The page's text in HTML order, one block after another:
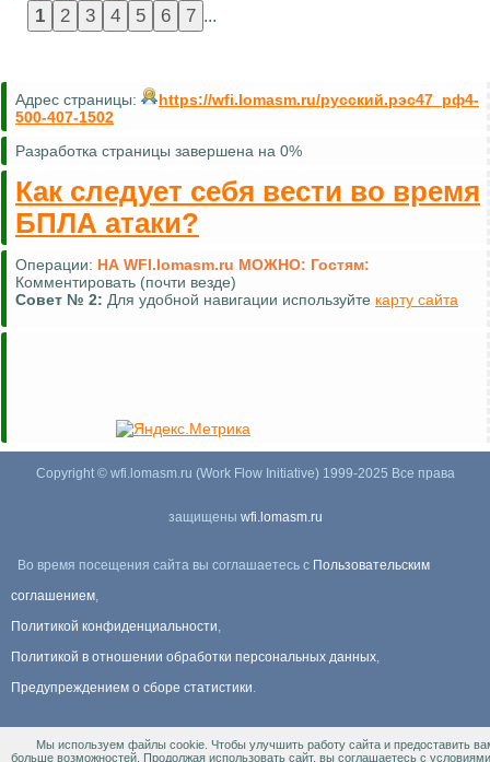
...
Адрес страницы:
https://wfi.lomasm.ru/русский.рэс47_рф4-
500-407-1502
Разработка страницы завершена на 0%
Как следует себя вести во время
БПЛА атаки?
Операции: НА WFI.lomasm.ru МОЖНО: Гостям:
Комментировать (почти везде)
Совет № 2: Для удобной навигации используйте карту сайта
Copyright © wfi.lomasm.ru (Work Flow Initiative) 1999-2025 Все права
защищены wfi.lomasm.ru
Во время посещения сайта вы соглашаетесь с Пользовательским
соглашением,
Политикой конфиденциальности,
Политикой в отношении обработки персональных данных,
Предупреждением о сборе статистики.
Информация Для правообладателей.
Мы используем файлы cookie. Чтобы улучшить работу сайта и предоставить
больше возможностей. Продолжая использовать сайт, вы соглашаетесь с условиями